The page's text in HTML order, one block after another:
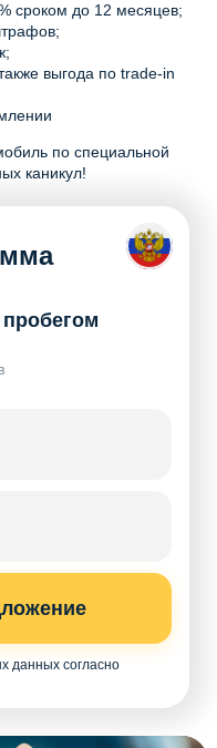
сроком до 12 месяцев;
выгода по trade-in
по специальной
каникул!
данных согласно